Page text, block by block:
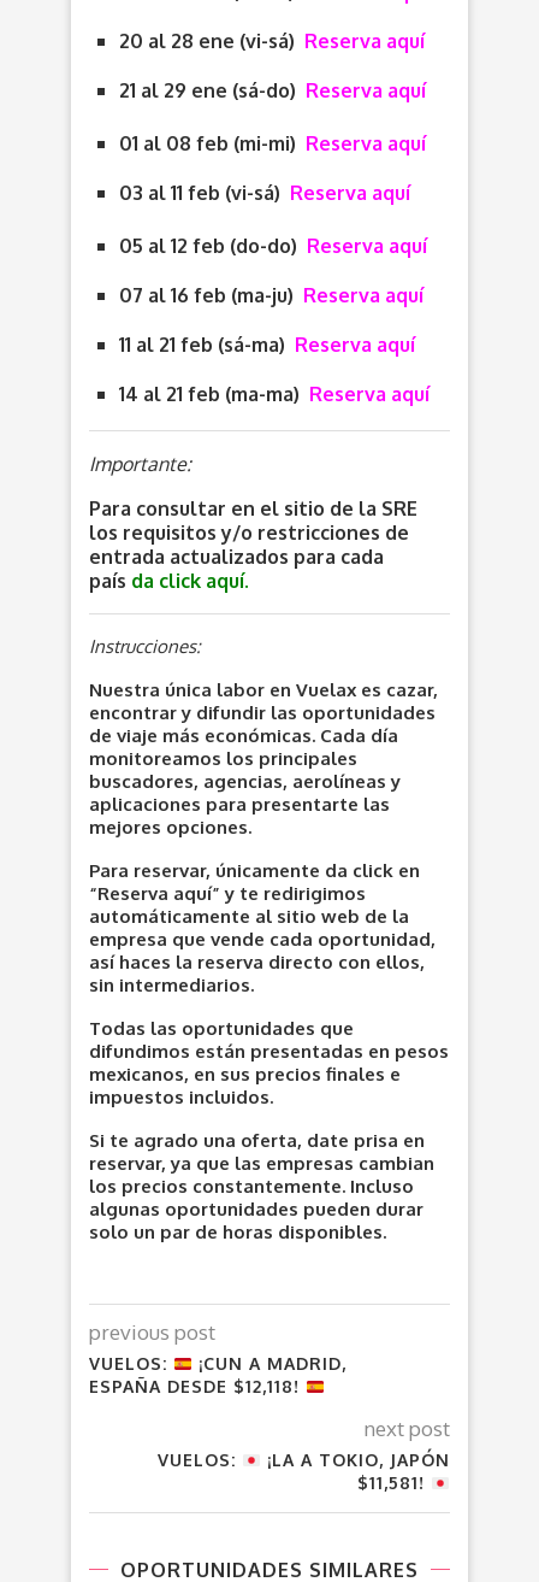
20 al 28 ene (vi-sá) Reserva aquí
21 al 29 ene (sá-do) Reserva aquí
01 al 08 feb (mi-mi) Reserva aquí
03 al 11 feb (vi-sá) Reserva aquí
05 al 12 feb (do-do) Reserva aquí
07 al 16 feb (ma-ju) Reserva aquí
11 al 21 feb (sá-ma) Reserva aquí
14 al 21 feb (ma-ma) Reserva aquí
Importante:
Para consultar en el sitio de la SRE
los requisitos y/o restricciones de
entrada actualizados para cada
país da click aquí.
Instrucciones:
Nuestra única labor en Vuelax es cazar,
encontrar y difundir las oportunidades
de viaje más económicas. Cada día
monitoreamos los principales
buscadores, agencias, aerolíneas y
aplicaciones para presentarte las
mejores opciones.
Para reservar, únicamente da click en
“Reserva aquí” y te redirigimos
automáticamente al sitio web de la
empresa que vende cada oportunidad,
así haces la reserva directo con ellos,
sin intermediarios.
Todas las oportunidades que
difundimos están presentadas en pesos
mexicanos, en sus precios finales e
impuestos incluidos.
Si te agrado una oferta, date prisa en
reservar, ya que las empresas cambian
los precios constantemente. Incluso
algunas oportunidades pueden durar
solo un par de horas disponibles.
previous post
VUELOS:
¡CUN A MADRID,
ESPAÑA DESDE $12,118!
next post
VUELOS:
¡LA A TOKIO, JAPÓN
$11,581!
OPORTUNIDADES SIMILARES